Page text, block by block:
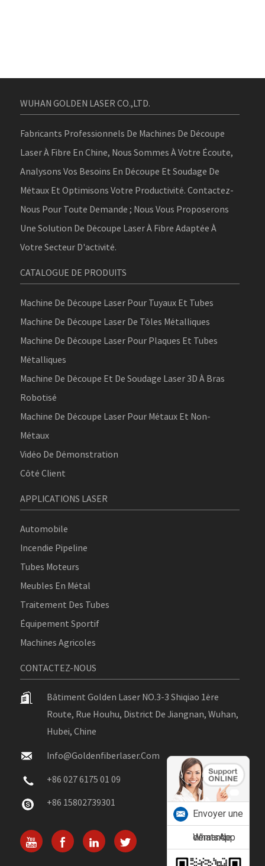
WUHAN GOLDEN LASER CO.,LTD.
Fabricants Professionnels De Machines De Découpe
Laser À Fibre En Chine, Nous Sommes À Votre Écoute,
Analysons Vos Besoins En Découpe Et Soudage De
Métaux Et Optimisons Votre Productivité. Contactez-
Nous Pour Toute Demande ; Nous Vous Proposerons
Une Solution De Découpe Laser À Fibre Adaptée À
Votre Secteur D'activité.
CATALOGUE DE PRODUITS
Machine De Découpe Laser Pour Tuyaux Et Tubes
Machine De Découpe Laser De Tôles Métalliques
Machine De Découpe Laser Pour Plaques Et Tubes
Métalliques
Machine De Découpe Et De Soudage Laser 3D À Bras
Robotisé
Machine De Découpe Laser Pour Métaux Et Non-
Métaux
Vidéo De Démonstration
Côté Client
APPLICATIONS LASER
Automobile
Incendie Pipeline
Tubes Moteurs
Meubles En Métal
Traitement Des Tubes
Équipement Sportif
Machines Agricoles
CONTACTEZ-NOUS
Bâtiment Golden Laser NO.3-3 Shiqiao 1ère
Route, Rue Houhu, District De Jiangnan, Wuhan,
Hubei, Chine
Info@goldenfiberlaser.com
+86 027 6175 01 09
+86 15802739301
Envoyer une
demande
WhatsApp